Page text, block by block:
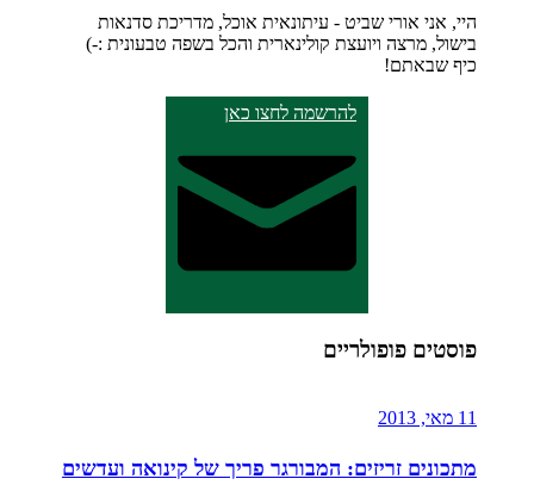
היי, אני אורי שביט - עיתונאית אוכל, מדריכת סדנאות
בישול, מרצה ויועצת קולינארית והכל בשפה טבעונית :-)
כיף שבאתם!
להרשמה לחצו כאן
פוסטים פופולריים
11 מאי, 2013
מתכונים זריזים: המבורגר פריך של קינואה ועדשים